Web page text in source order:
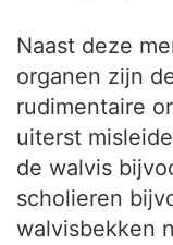
Naast deze
organen zijn
rudimentaire
uiterst
de walvis
scholieren
walvisbekken